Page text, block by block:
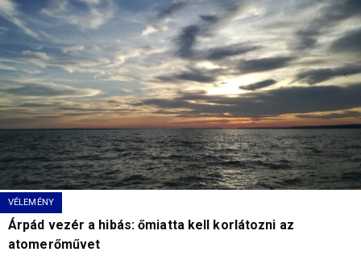
VÉLEMÉNY
Árpád vezér a hibás: őmiatta kell korlátozni az
atomerőművet